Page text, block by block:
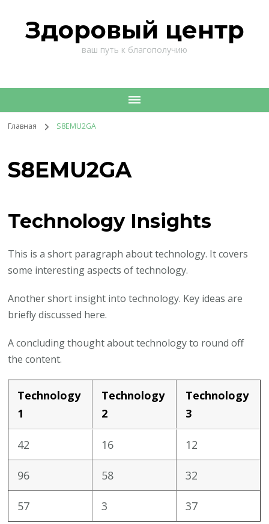
Здоровый центр
ваш путь к благополучию
Главная S8EMU2GA
S8EMU2GA
Technology Insights
This is a short paragraph about technology. It covers
some interesting aspects of technology.
Another short insight into technology. Key ideas are
briefly discussed here.
A concluding thought about technology to round off
the content.
Technology
1
Technology
2
Technology
3
42 16 12
96 58 32
57 3 37